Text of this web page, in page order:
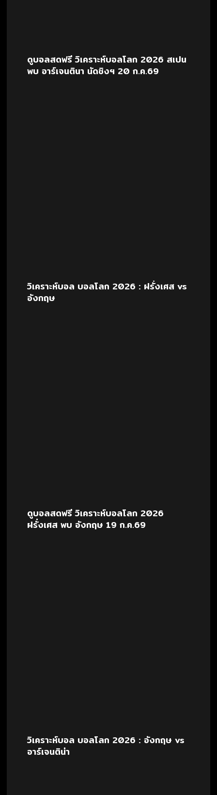
ดูบอลสดฟรี วิเคราะห์บอลโลก 2026 สเปน
พบ อาร์เจนตินา นัดชิงฯ 20 ก.ค.69
วิเคราะห์บอล บอลโลก 2026 : ฝรั่งเศส vs
อังกฤษ
ดูบอลสดฟรี วิเคราะห์บอลโลก 2026
ฝรั่งเศส พบ อังกฤษ 19 ก.ค.69
วิเคราะห์บอล บอลโลก 2026 : อังกฤษ vs
อาร์เจนติน่า